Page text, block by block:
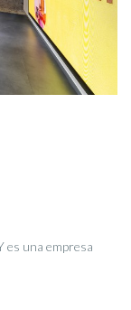
es una empresa